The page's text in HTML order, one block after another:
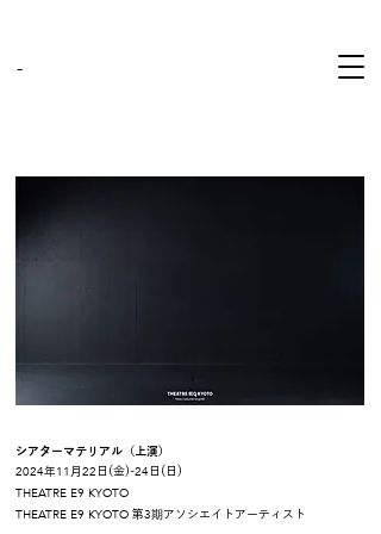
-
シアターマテリアル（上演）
2024年 11 月 22 日(金)-24 日(日 )
THEATRE E9 KYOTO
THEATRE E9 KYOTO 第3期アソシエイトアーティスト